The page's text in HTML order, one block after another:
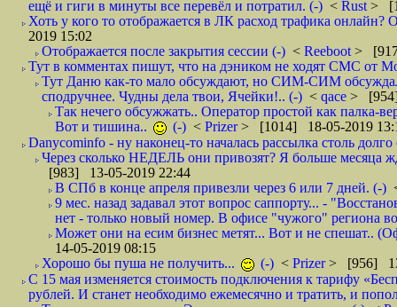
ещё и гиги в минуты все перевёл и потратил. (-) < Rust >
Хоть у кого то отображается в ЛК расход трафика
2019 15:02
Отображается после закрытия сессии (-) < Reeboot >
Тут в комментах пишут, что на дэником не ходят СМС от
Тут Даню как-то мало обсуждают, но СИМ-СИМ
сподручнее. Чудны дела твои, Ячейки!.. (-) < qace > [954]
Так нечего обсужжать.. Оператор простой как палка-
Вот и тишина..
(-) < Prizer> [1014] 18-05-2019
Danycominfo - ну наконец-то началась рассылка столь
Через сколько НЕДЕЛЬ они привозят? Я больше месяца
[983] 13-05-2019 22:44
В СПб в конце апреля привезли через 6 или 7 дней. (-)
9 мес. назад задавал этот вопрос саппорту... -
нет - только новый номер. В офисе "чужого" региона
Может они на есим бизнес метят... Вот и не спешат..
14-05-2019 08:15
Хорошо бы пуша не получить...
(-) < Prizer> [956]
С 15 мая изменяется стоимость подключения к тарифу
рублей. И станет необходимо ежемесячно и тратить, и